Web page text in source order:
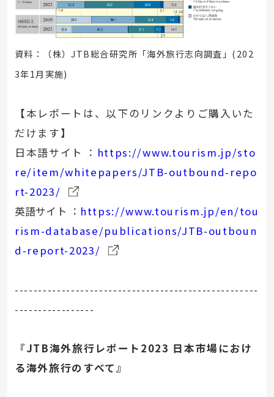
資料：（株）JTB総合研究所「海外旅行志向調査」(202
3年1月実施)
【本レポートは、以下のリンクよりご購入いた
だけます】
日本語サイト
： https://www.tourism.jp/sto
re/item/whitepapers/JTB-outbound-repo
rt-2023/
英語サイト ： https://www.tourism.jp/en/tou
rism-database/publications/JTB-outboun
d-report-2023/
----------------------------------------------------
-----------------
『JTB海外旅行レポート2023 日本市場におけ
る海外旅行のすべて』